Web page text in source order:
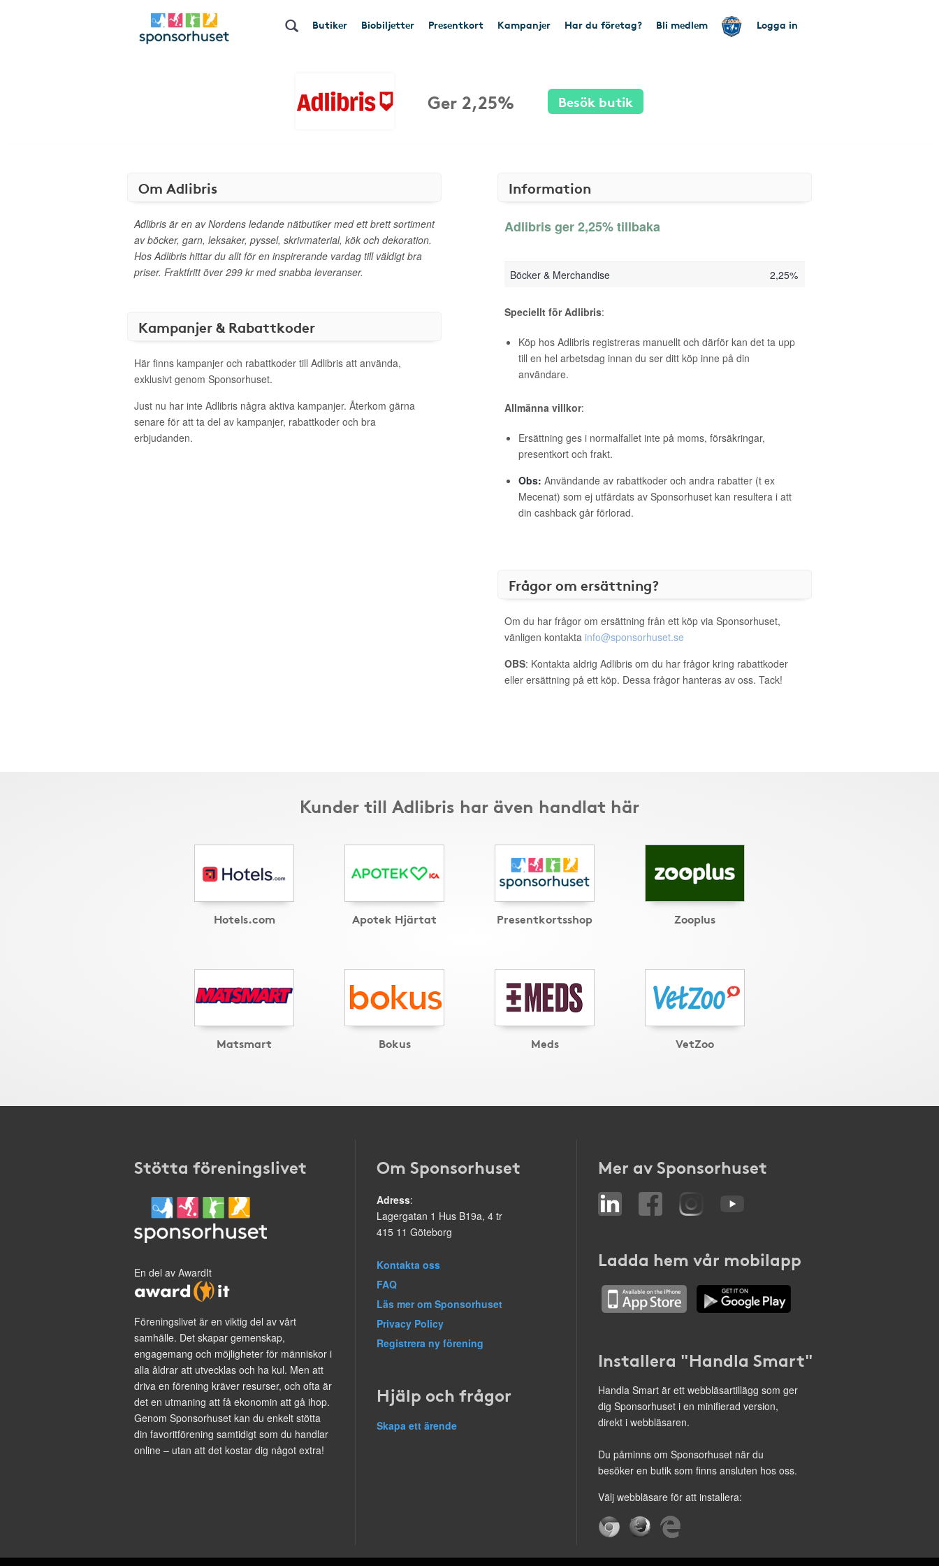
Butiker Biobiljetter Presentkort Kampanjer Har du företag? Bli medlem Logga in
Ger 2,25% Besök butik
Om Adlibris
Adlibris är en av Nordens ledande nätbutiker med ett brett sortiment
av böcker, garn, leksaker, pyssel, skrivmaterial, kök och dekoration.
Hos Adlibris hittar du allt för en inspirerande vardag till väldigt bra
priser. Fraktfritt över 299 kr med snabba leveranser.
Kampanjer & Rabattkoder
Här finns kampanjer och rabattkoder till Adlibris att använda,
exklusivt genom Sponsorhuset.
Just nu har inte Adlibris några aktiva kampanjer. Återkom gärna
senare för att ta del av kampanjer, rabattkoder och bra
erbjudanden.
Information
Adlibris ger 2,25% tillbaka
Böcker & Merchandise 2,25%
Speciellt för Adlibris:
Köp hos Adlibris registreras manuellt och därför kan det ta upp
till en hel arbetsdag innan du ser ditt köp inne på din
användare.
Allmänna villkor:
Ersättning ges i normalfallet inte på moms, försäkringar,
presentkort och frakt.
Obs: Användande av rabattkoder och andra rabatter (t ex
Mecenat) som ej utfärdats av Sponsorhuset kan resultera i att
din cashback går förlorad.
Frågor om ersättning?
Om du har frågor om ersättning från ett köp via Sponsorhuset,
vänligen kontakta info@sponsorhuset.se
OBS: Kontakta aldrig Adlibris om du har frågor kring rabattkoder
eller ersättning på ett köp. Dessa frågor hanteras av oss. Tack!
Kunder till Adlibris har även handlat här
Hotels.com Apotek Hjärtat Presentkortsshop Zooplus
Matsmart Bokus Meds VetZoo
Stötta föreningslivet
En del av AwardIt
Föreningslivet är en viktig del av vårt
samhälle. Det skapar gemenskap,
engagemang och möjligheter för människor i
alla åldrar att utvecklas och ha kul. Men att
driva en förening kräver resurser, och ofta är
det en utmaning att få ekonomin att gå ihop.
Genom Sponsorhuset kan du enkelt stötta
din favoritförening samtidigt som du handlar
online – utan att det kostar dig något extra!
Om Sponsorhuset
Adress:
Lagergatan 1 Hus B19a, 4 tr
415 11 Göteborg
Kontakta oss
FAQ
Läs mer om Sponsorhuset
Privacy Policy
Registrera ny förening
Hjälp och frågor
Skapa ett ärende
Mer av Sponsorhuset
Ladda hem vår mobilapp
Installera "Handla Smart"
Handla Smart är ett webbläsartillägg som ger
dig Sponsorhuset i en minifierad version,
direkt i webbläsaren.
Du påminns om Sponsorhuset när du
besöker en butik som finns ansluten hos oss.
Välj webbläsare för att installera: